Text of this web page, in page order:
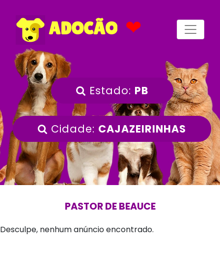
ADOCÃO ❤
Estado: PB
Cidade: CAJAZEIRINHAS
PASTOR DE BEAUCE
Desculpe, nenhum anúncio encontrado.